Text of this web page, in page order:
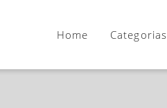
Home Categorias